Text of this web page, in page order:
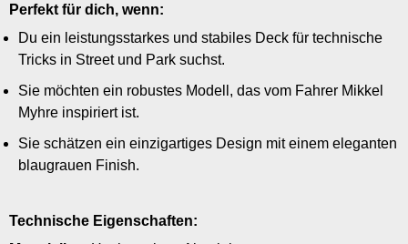
Perfekt für dich, wenn:
Du ein leistungsstarkes und stabiles Deck für technische
Tricks in Street und Park suchst.
Sie möchten ein robustes Modell, das vom Fahrer Mikkel
Myhre inspiriert ist.
Sie schätzen ein einzigartiges Design mit einem eleganten
blaugrauen Finish.
Technische Eigenschaften: